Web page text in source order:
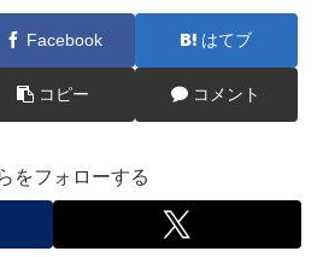
Facebook はてブ
コピー コメント
をフォローする